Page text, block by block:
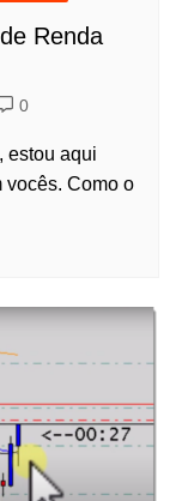
Renda
0
estou aqui
vocês. Como o